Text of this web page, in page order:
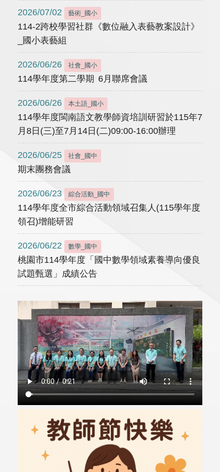
2026/07/02 藝術_國小
114-2跨校學習社群《數位融入表藝教案設計》
_國小表藝組
2026/06/26 社會_國小
114學年度第二學期 6月聯席會議
2026/06/26 本土語_國小
114學年度閩南語文教學師資培訓研習於115年7
月8日(三)至7月14日(二)09:00-16:00辦理
2026/06/25 社會_國中
期末團務會議
2026/06/23 綜合活動_國中
114學年度全市綜合活動領域召集人(115學年度
領召)增能研習
2026/06/22 數學_國中
桃園市114學年度「國中數學領域素養導向優良
試題甄選」成績公告